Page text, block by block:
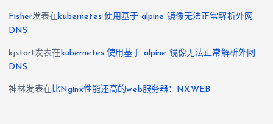
Fisher发表在kubernetes 使用基于 alpine 镜像无法正常解析外网
DNS
kjstart发表在kubernetes 使用基于 alpine 镜像无法正常解析外网
DNS
神林发表在比Nginx性能还高的web服务器：NXWEB